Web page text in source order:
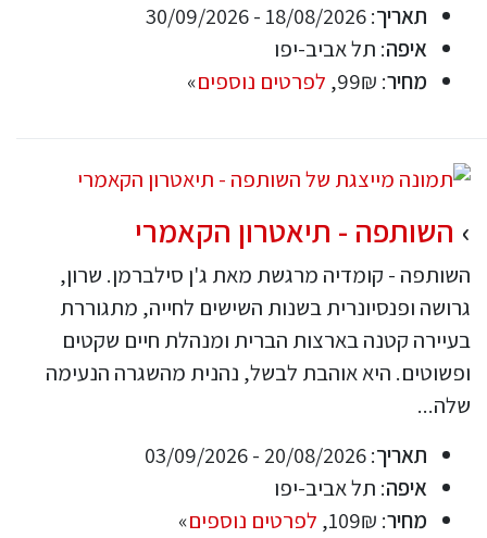
תאריך: 18/08/2026 - 30/09/2026
איפה: תל אביב-יפו
מחיר: 99₪, לפרטים נוספים»
השותפה - תיאטרון הקאמרי
השותפה - קומדיה מרגשת מאת ג'ן סילברמן. שרון,
גרושה ופנסיונרית בשנות השישים לחייה, מתגוררת
בעיירה קטנה בארצות הברית ומנהלת חיים שקטים
ופשוטים. היא אוהבת לבשל, נהנית מהשגרה הנעימה
שלה...
תאריך: 20/08/2026 - 03/09/2026
איפה: תל אביב-יפו
מחיר: 109₪, לפרטים נוספים»